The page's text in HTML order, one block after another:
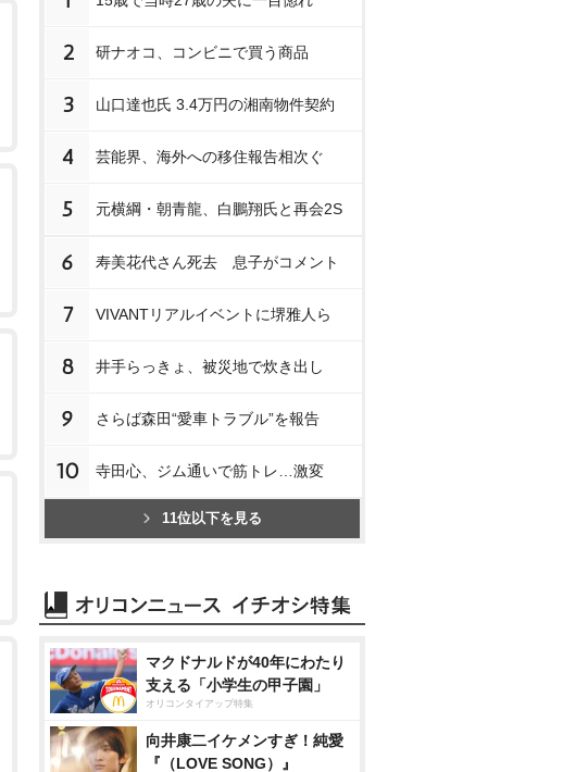
2 研ナオコ、コンビニで買う商品
3 山口達也氏 3.4万円の湘南物件契約
4 芸能界、海外への移住報告相次ぐ
5 元横綱・朝青龍、白鵬翔氏と再会2S
6 寿美花代さん死去 息子がコメント
7 VIVANTリアルイベントに堺雅人ら
8 井手らっきょ、被災地で炊き出し
9 さらば森田“愛車トラブル”を報告
10 寺田心、ジム通いで筋トレ…激変
11位以下を見る
マクドナルドが40年にわたり
支える「小学生の甲子園」
オリコンタイアップ特集
向井康二イケメンすぎ！純愛
『（LOVE SONG）』